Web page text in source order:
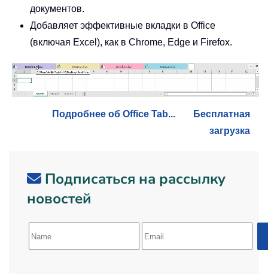
документов.
Добавляет эффективные вкладки в Office
(включая Excel), как в Chrome, Edge и Firefox.
Подробнее об Office Tab...
Бесплатная
загрузка
Подписаться на рассылку
новостей